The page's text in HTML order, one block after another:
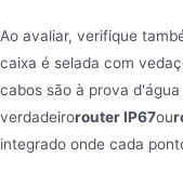
Ao avaliar, verifique
caixa é selada com
cabos são à prova
verdadeirorouter IP67ou
integrado onde cada